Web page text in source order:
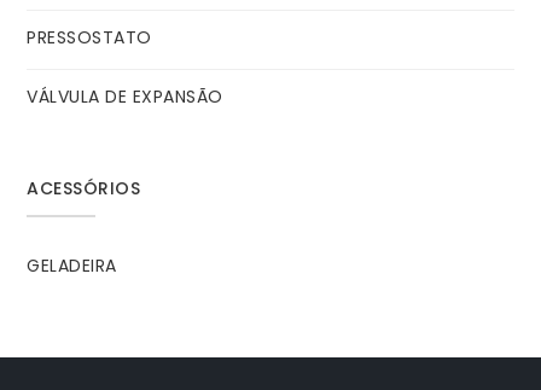
PRESSOSTATO
VÁLVULA DE EXPANSÃO
ACESSÓRIOS
GELADEIRA